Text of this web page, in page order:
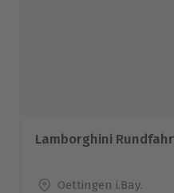
Lamborghini
Standort
Oettingen i.Bay.